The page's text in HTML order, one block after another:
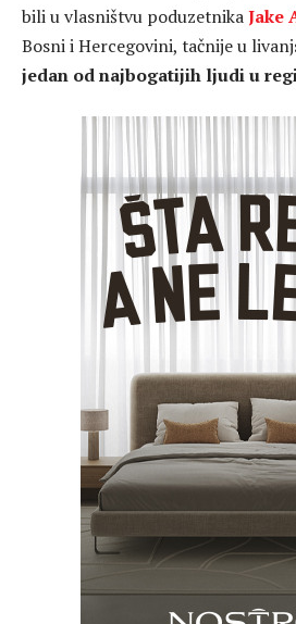
bili u vlasništvu poduzetnikaJake
Bosni i Hercegovini, tačnije u
jedan od najbogatijih ljudi u